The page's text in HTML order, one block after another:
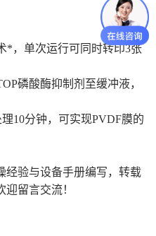
*，单次运行可同时转印3张
磷酸酶抑制剂至缓冲液，
10分钟，可实现PVDF膜的
经验与设备手册编写，转载
留言交流！